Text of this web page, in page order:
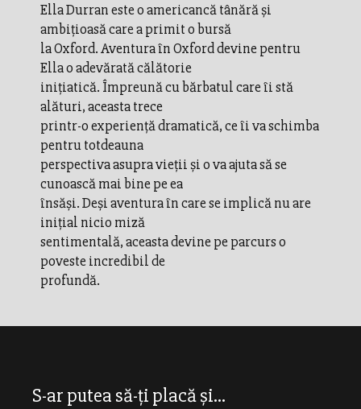
Ella Durran este o americancă tânără și
ambițioasă care a primit o bursă
la Oxford. Aventura în Oxford devine pentru
Ella o adevărată călătorie
inițiatică. Împreună cu bărbatul care îi stă
alături, aceasta trece
printr-o experiență dramatică, ce îi va schimba
pentru totdeauna
perspectiva asupra vieții și o va ajuta să se
cunoască mai bine pe ea
însăși. Deși aventura în care se implică nu are
inițial nicio miză
sentimentală, aceasta devine pe parcurs o
poveste incredibil de
profundă.
S-ar putea să-ți placă și...